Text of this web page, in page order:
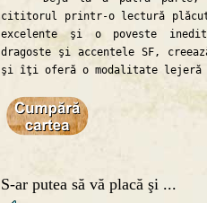
cititorul printr-o lectură
excelente şi o poveste
dragoste şi accentele SF,
şi îţi oferă o modalitate lejeră
S-ar putea să vă placă şi ...